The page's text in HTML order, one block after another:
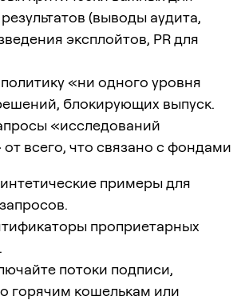
(выводы аудита,
эксплойтов, PR для
«ни одного уровня
блокирующих выпуск.
«исследований
всего, что связано с фондами
примеры для
проприетарных
потоки подписи,
горячим кошелькам или